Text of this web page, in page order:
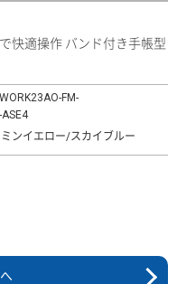
快適操作 バンド付き手帳型
FM-
ンイエロー/スカイブルー